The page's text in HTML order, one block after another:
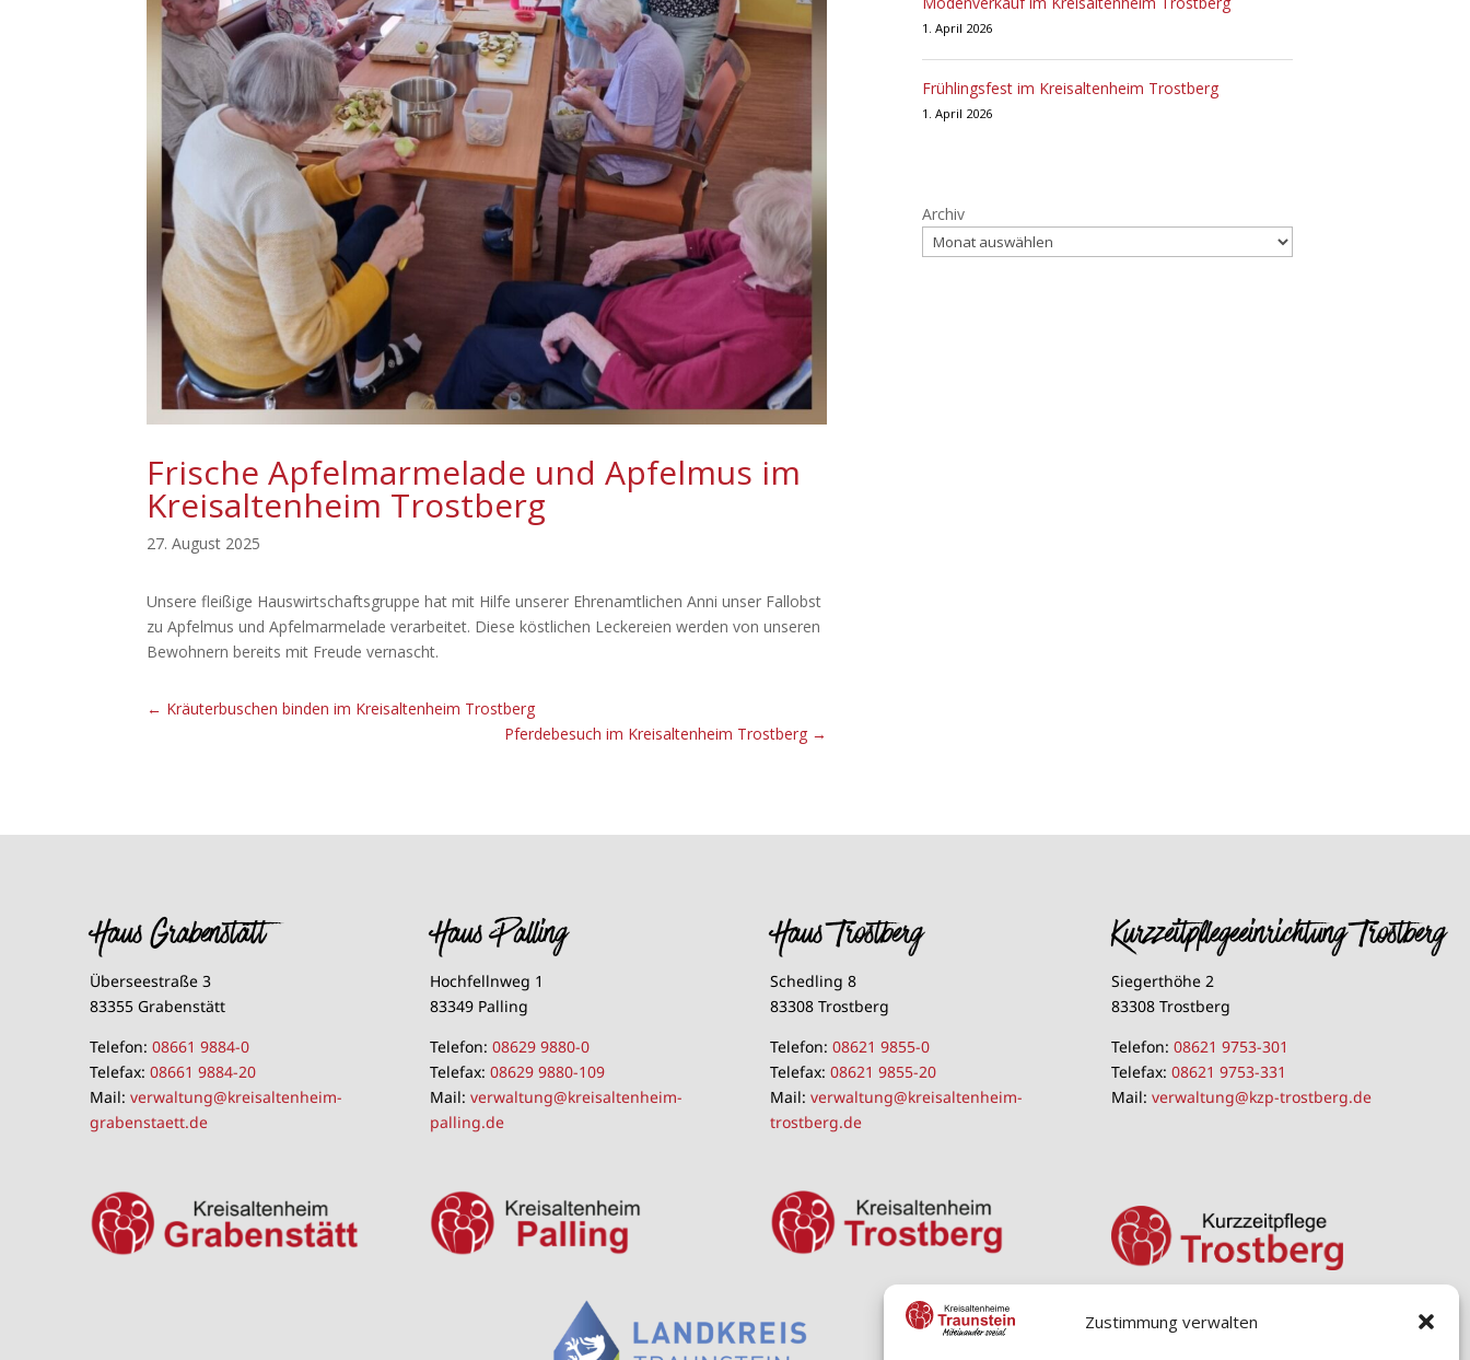
Zustimmung verwalten
Frische Apfelmarmelade und Apfelmus im
Kreisaltenheim Trostberg
27. August 2025
Unsere fleißige Hauswirtschaftsgruppe hat mit Hilfe unserer Ehrenamtlichen Anni unser Fallobst
zu Apfelmus und Apfelmarmelade verarbeitet. Diese köstlichen Leckereien werden von unseren
Bewohnern bereits mit Freude vernascht.
← Kräuterbuschen binden im Kreisaltenheim Trostberg
Pferdebesuch im Kreisaltenheim Trostberg→
1. April 2026
Frühlingsfest im Kreisaltenheim Trostberg
1. April 2026
Archiv
Haus Grabenstätt
Überseestraße 3
83355 Grabenstätt
Telefon: 08661 9884-0
Telefax: 08661 9884-20
Mail: verwaltung@kreisaltenheim-
grabenstaett.de
Haus Palling
Hochfellnweg 1
83349 Palling
Telefon:08629 9880-0
Telefax:08629 9880-109
Mail:verwaltung@kreisaltenheim-
palling.de
Haus Trostberg
Schedling 8
83308 Trostberg
Telefon:08621 9855-0
Telefax:08621 9855-20
Mail:verwaltung@kreisaltenheim-
trostberg.de
Kurzzeitpflegeeinrichtung Trostberg
Siegerthöhe 2
83308 Trostberg
Telefon: 08621 9753-301
Telefax: 08621 9753-331
Mail: verwaltung@kzp-trostberg.de